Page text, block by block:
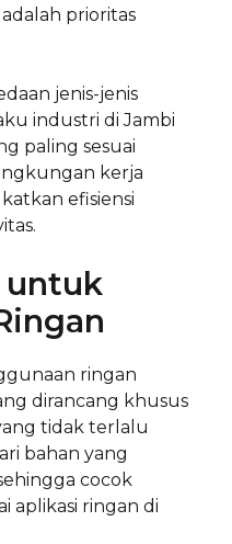
prioritas
jenis-jenis
industri di Jambi
paling sesuai
kerja
efisiensi
untuk
ringan
dirancang khusus
tidak terlalu
bahan yang
cocok
aplikasi ringan di